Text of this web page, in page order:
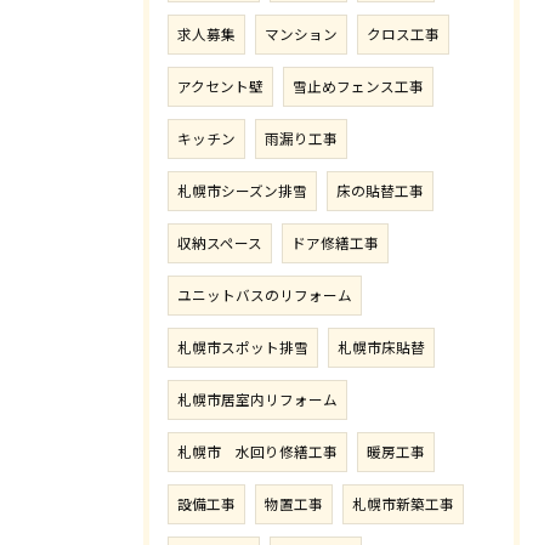
求人募集 マンション クロス工事
アクセント壁 雪止めフェンス工事
キッチン 雨漏り工事
札幌市シーズン排雪 床の貼替工事
収納スペース ドア修繕工事
ユニットバスのリフォーム
札幌市スポット排雪 札幌市床貼替
札幌市居室内リフォーム
札幌市 水回り修繕工事 暖房工事
設備工事 物置工事 札幌市新築工事